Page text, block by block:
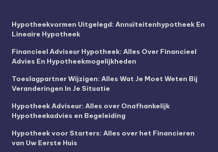
Hypotheekvormen Uitgelegd: Annuïteitenhypotheek En
Lineaire Hypotheek
Financieel Adviseur Hypotheek: Alles Over Financieel
Advies En Hypotheekmogelijkheden
Toeslagpartner Wijzigen: Alles Wat Je Moet Weten Bij
Veranderingen In Je Situatie
Hypotheek Adviseur: Alles over Onafhankelijk
Hypotheekadvies en Begeleiding
Hypotheek voor Starters: Alles over het Financieren
van Uw Eerste Huis